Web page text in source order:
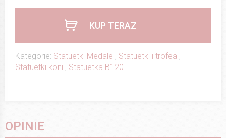
KUP TERAZ
Kategorie: Statuetki Medale , Statuetki i trofea ,
Statuetki koni , Statuetka B120
OPINIE